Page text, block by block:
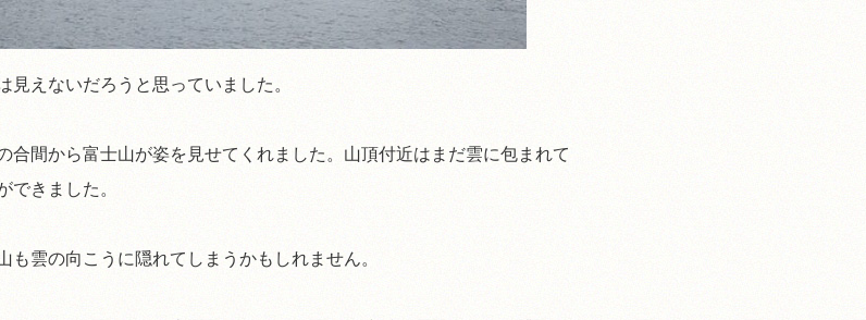
えないだろうと思っていました。
合間から富士山が姿を見せてくれました。山頂付近はまだ雲に包まれて
きました。
雲の向こうに隠れてしまうかもしれません。